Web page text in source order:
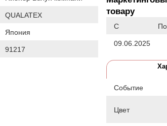
QUALATEX
Япония
91217
товару
С По
09.06.2025
Событие
Цвет